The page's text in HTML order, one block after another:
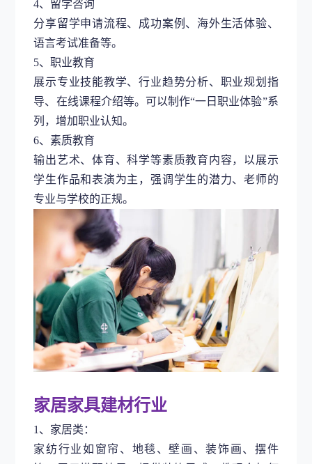
4、留学咨询
分享留学申请流程、成功案例、海外生活体验、
语言考试准备等。
5、职业教育
展示专业技能教学、行业趋势分析、职业规划指
导、在线课程介绍等。可以制作“一日职业体验”系
列，增加职业认知。
6、素质教育
输出艺术、体育、科学等素质教育内容，以展示
学生作品和表演为主，强调学生的潜力、老师的
专业与学校的正规。
家居家具建材行业
1、家居类：
家纺行业如窗帘、地毯、壁画、装饰画、摆件